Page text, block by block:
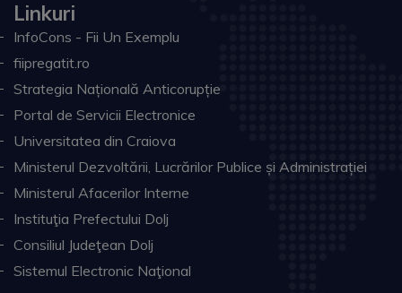
Linkuri
InfoCons - Fii Un Exemplu
fiipregatit.ro
Strategia Națională Anticorupție
Portal de Servicii Electronice
Universitatea din Craiova
Ministerul Dezvoltării, Lucrărilor Publice și Administrației
Ministerul Afacerilor Interne
Instituţia Prefectului Dolj
Consiliul Judeţean Dolj
Sistemul Electronic Naţional